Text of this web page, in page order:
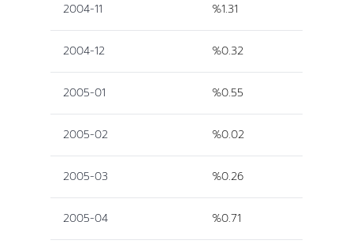
2004-11 %1.31
2004-12 %0.32
2005-01 %0.55
2005-02 %0.02
2005-03 %0.26
2005-04 %0.71